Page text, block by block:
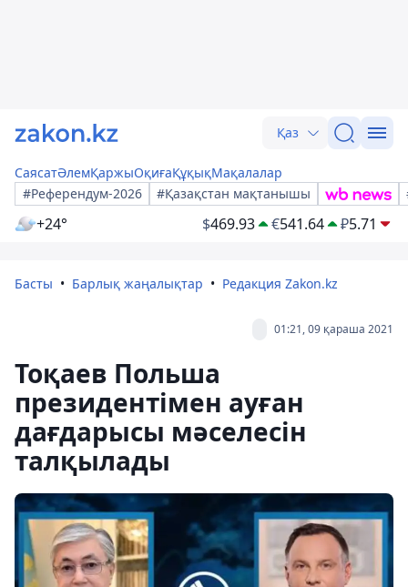
Қаз
СаясатӘлемҚаржыОқиғаҚұқықМақалалар
#Референдум-2026
#Қазақстан мақтанышы
+24° $469.93 €541.64 ₽5.71
Басты Барлық жаңалықтар Редакция Zakon.kz
01:21, 09 қараша 2021
Тоқаев Польша
президентімен ауған
дағдарысы мәселесін
талқылады